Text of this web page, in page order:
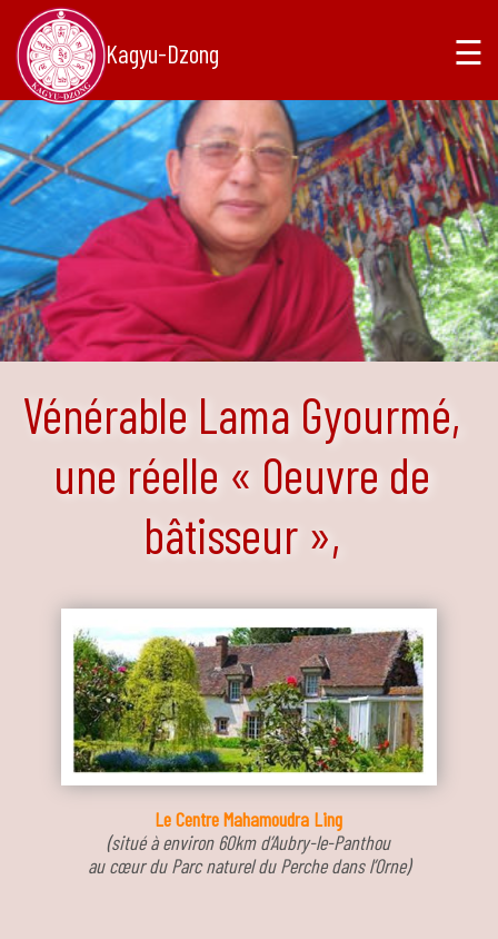
Kagyu-Dzong ☰
Vénérable Lama Gyourmé,
une réelle « Oeuvre de
bâtisseur »,
Le Centre Mahamoudra Ling
(situé à environ 60km d’Aubry-le-Panthou
au cœur du Parc naturel du Perche dans l’Orne)